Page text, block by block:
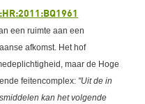
een ruimte aan een
afkomst. Het hof
maar de Hoge
feitencomplex: "Uit de in
kan het volgende